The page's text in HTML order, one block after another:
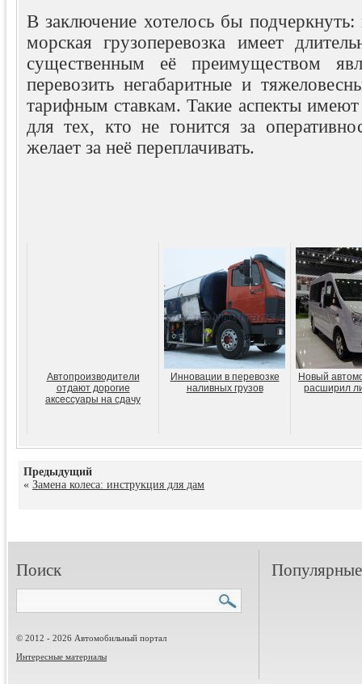
В заключение хотелось бы
морская грузоперевозка имеет
существенным её преимуществом
перевозить негабаритные и
тарифным ставкам. Такие аспекты
для тех, кто не гонится за
желает за неё переплачивать.
Автопроизводители
отдают дорогие
аксессуары на сдачу
Инновации в перевозке
наливных грузов
Новый
расширил
Предыдущий
« Замена колеса: инструкция для дам
Поиск
© 2012 - 2026 Автомобильный портал
Интересные материалы
Популярные